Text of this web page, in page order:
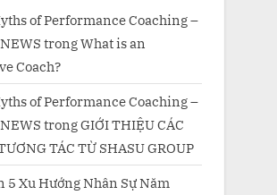
of Performance Coaching –
trongWhat is an
Coach?
of Performance Coaching –
trongGIỚI THIỆU CÁC
TÁC TỪ SHASU GROUP
5 Xu Hướng Nhân Sự Năm